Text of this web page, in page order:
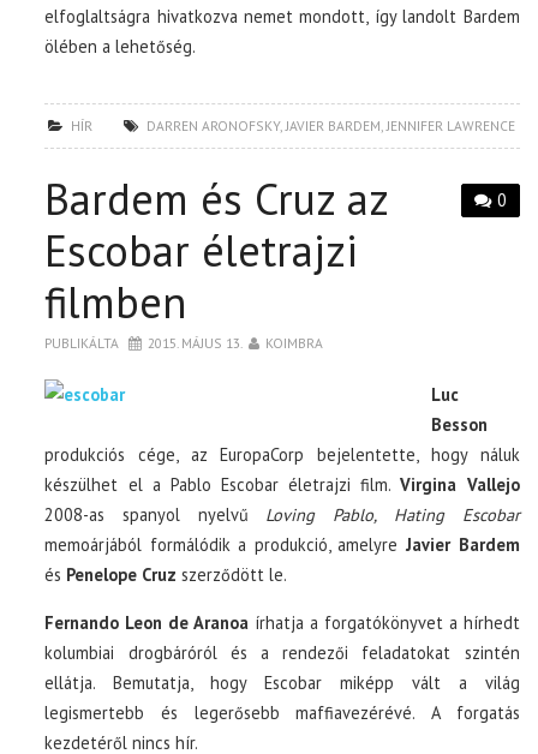
elfoglaltságra hivatkozva nemet mondott, így landolt Bardem
ölében a lehetőség.
HÍR DARREN ARONOFSKY,JAVIER BARDEM,JENNIFER LAWRENCE
0
Bardem és Cruz az
Escobar életrajzi
filmben
PUBLIKÁLTA 2015. MÁJUS 13. KOIMBRA
Luc
Besson
produkciós cége, az EuropaCorp bejelentette, hogy náluk
készülhet el a Pablo Escobar életrajzi film.Virgina Vallejo
2008-as spanyol nyelvű Loving Pablo, Hating Escobar
memoárjából formálódik a produkció, amelyre Javier Bardem
és Penelope Cruz szerződött le.
Fernando Leon de Aranoa írhatja a forgatókönyvet a hírhedt
kolumbiai drogbáróról és a rendezői feladatokat szintén
ellátja. Bemutatja, hogy Escobar miképp vált a világ
legismertebb és legerősebb maffiavezérévé. A forgatás
kezdetéről nincs hír.